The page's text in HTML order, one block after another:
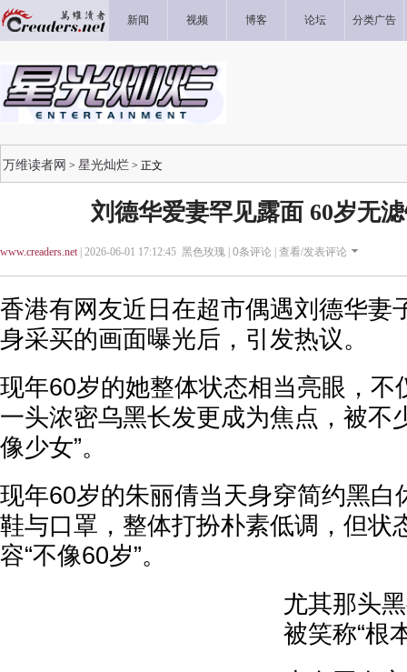
新闻 视频 博客 论坛 分类广告
万维读者网 > 星光灿烂 > 正文
刘德华爱妻罕见露面 60岁无
www.creaders.net| 2026-06-01 17:12:45 黑色玫瑰 | 0条评论 | 查看/发表评论
香港有网友近日在超市偶遇刘德华妻
身采买的画面曝光后，引发热议。
现年60岁的她整体状态相当亮眼，不
一头浓密乌黑长发更成为焦点，被不
像少女”。
现年60岁的朱丽倩当天身穿简约黑白
鞋与口罩，整体打扮朴素低调，但状
容“不像60岁”。
尤其那头
被笑称“根